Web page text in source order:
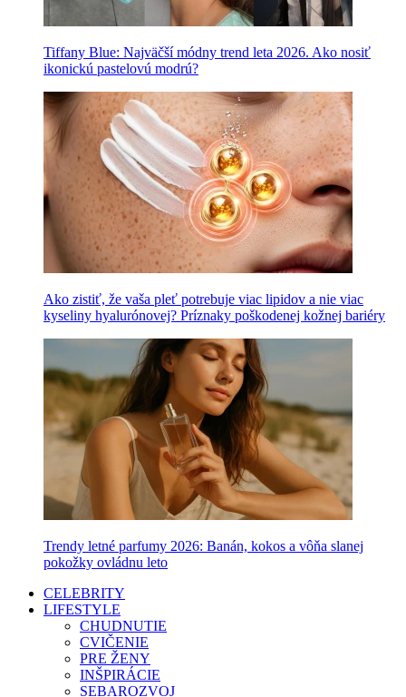
Tiffany Blue: Najväčší módny trend leta 2026. Ako nosiť
ikonickú pastelovú modrú?
Ako zistiť, že vaša pleť potrebuje viac lipidov a nie viac
kyseliny hyalurónovej? Príznaky poškodenej kožnej bariéry
Trendy letné parfumy 2026: Banán, kokos a vôňa slanej
pokožky ovládnu leto
CELEBRITY
LIFESTYLE
CHUDNUTIE
CVIČENIE
PRE ŽENY
INŠPIRÁCIE
SEBAROZVOJ